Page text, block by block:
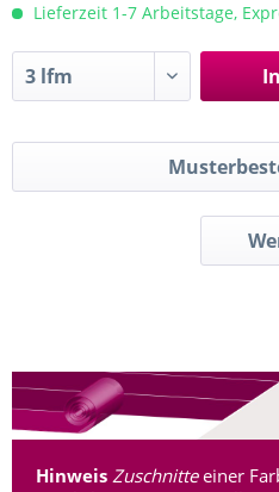
Lieferzeit 1-7 Arbeitstage,
Hinweis Zuschnitteeiner